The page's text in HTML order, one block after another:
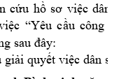
cứu hồ sơ việc dân
“Yêu cầu công
sau đây:
giải quyết việc dân